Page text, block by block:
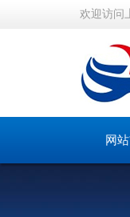
欢迎访问
网